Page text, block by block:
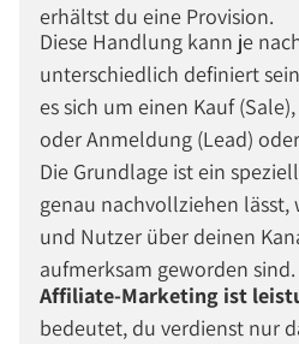
erhältst du eine Provision.
Diese Handlung kann je
unterschiedlich definiert
es sich um einen Kauf
oder Anmeldung (Lead)
Die Grundlage ist ein
genau nachvollziehen
und Nutzer über deinen
aufmerksam geworden sind.
Affiliate-Marketing ist
bedeutet, du verdienst nur